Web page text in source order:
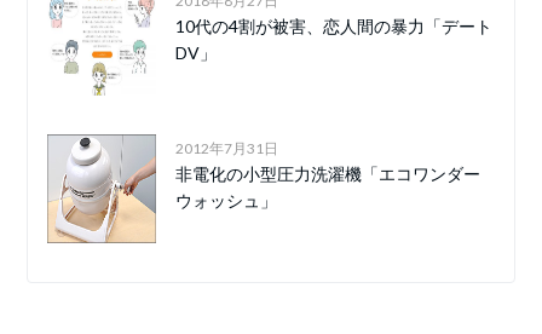
10代の4割が被害、恋人間の暴力「デート
DV」
2012年7月31日
非電化の小型圧力洗濯機「エコワンダー
ウォッシュ」